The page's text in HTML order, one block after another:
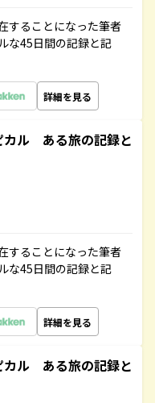
することになった筆者
な45日間の記録と記
詳細を見る
カル ある旅の記録と
することになった筆者
な45日間の記録と記
詳細を見る
カル ある旅の記録と